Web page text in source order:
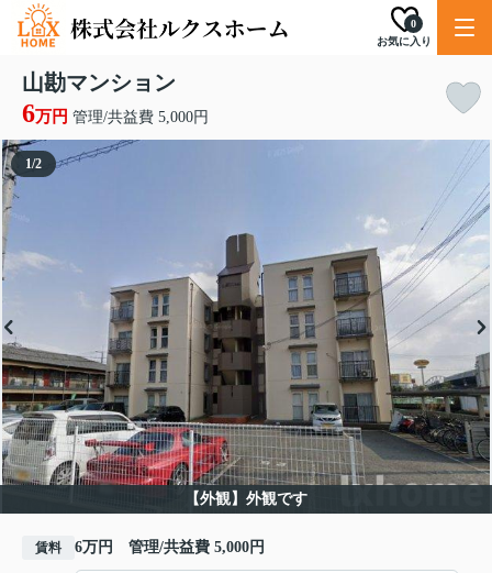
お気に入り
0
山勘マンション
6万円 管理/共益費 5,000円
【外観】外観です
1/2
賃料 6万円 管理/共益費 5,000円